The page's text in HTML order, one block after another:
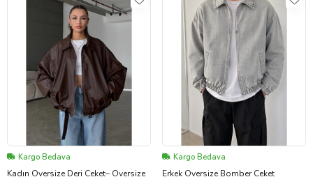
Kargo Bedava
Kadın Oversize Deri Ceket– Oversize
Kargo Bedava
Erkek Oversize Bomber Ceket